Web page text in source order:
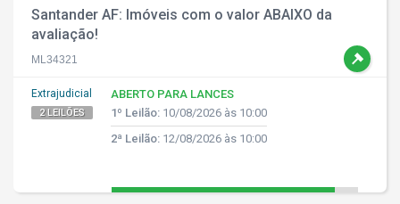
Santander AF: Imóveis com o valor ABAIXO da
avaliação!
ML34321
Extrajudicial
2 LEILÕES
ABERTO PARA LANCES
1º Leilão: 10/08/2026 às 10:00
2ª Leilão: 12/08/2026 às 10:00